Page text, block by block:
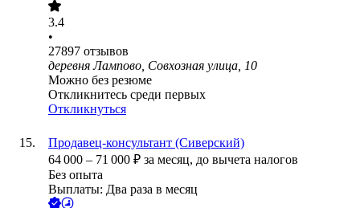
3.4
•
27897 отзывов
деревня Лампово, Совхозная улица, 10
Можно без резюме
Откликнитесь среди первых
Откликнуться
Продавец-консультант (Сиверский)
64 000 – 71 000 ₽ за месяц, до вычета налогов
Без опыта
Выплаты: Два раза в месяц